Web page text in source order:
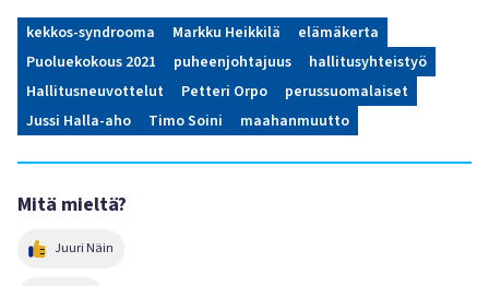
kekkos-syndrooma Markku Heikkilä
elämäkerta
Puoluekokous 2021
puheenjohtajuus
hallitusyhteistyö
Hallitusneuvottelut
Petteri Orpo
perussuomalaiset
Jussi Halla-aho
Timo Soini maahanmuutto
Mitä mieltä?
Juuri Näin